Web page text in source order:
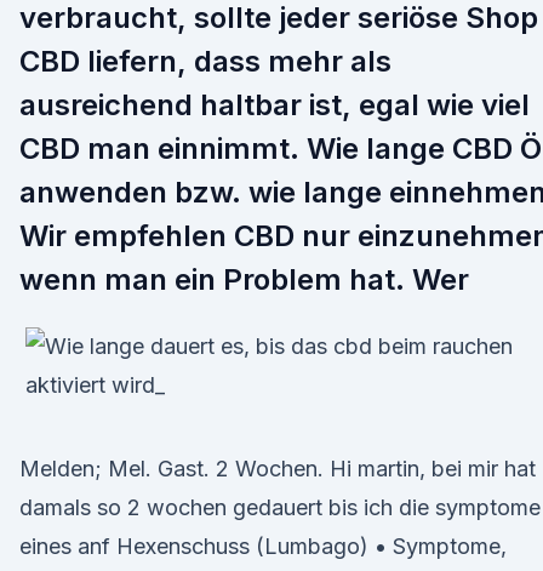
verbraucht, sollte jeder seriöse Shop
CBD liefern, dass mehr als
ausreichend haltbar ist, egal wie viel
CBD man einnimmt. Wie lange CBD
anwenden bzw. wie lange
Wir empfehlen CBD nur
wenn man ein Problem hat. Wer
Melden; Mel. Gast. 2 Wochen. Hi martin, bei mir hat
damals so 2 wochen gedauert bis ich die symptome
eines anf Hexenschuss (Lumbago) • Symptome,